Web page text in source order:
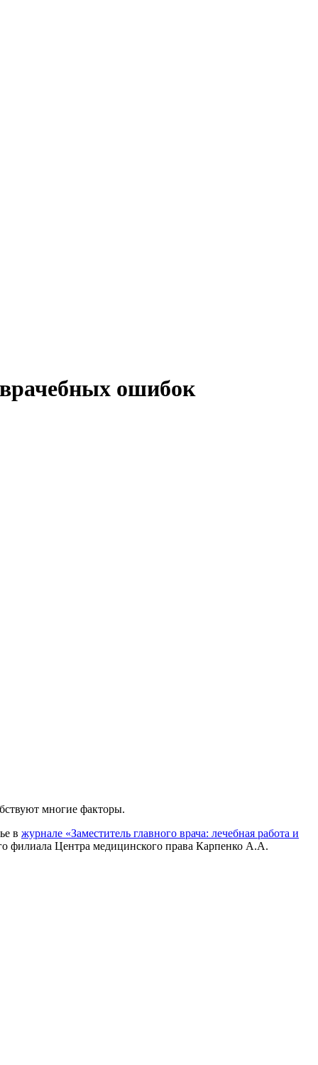
ошибок
многие факторы.
в журнале «Заместитель главного врача: лечебная работа и
филиала Центра медицинского права Карпенко А.А.